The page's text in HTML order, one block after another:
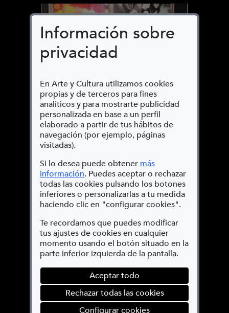
Información sobre
privacidad
En Arte y Cultura utilizamos cookies
propias y de terceros para fines
analíticos y para mostrarte publicidad
personalizada en base a un perfil
elaborado a partir de tus hábitos de
navegación (por ejemplo, páginas
visitadas).
Si lo desea puede obtener más
información(Abre en nueva ventana)
. Puedes aceptar o rechazar
todas las cookies pulsando los botones
inferiores o personalizarlas a tu medida
haciendo clic en "configurar cookies".
Te recordamos que puedes modificar
tus ajustes de cookies en cualquier
momento usando el botón situado en la
parte inferior izquierda de la pantalla.
Aceptar todo
Rechazar todas las cookies
Configurar cookies(abre en ventana
Radios de válvulas,
Galenas y Capilla
(mesas centrales)